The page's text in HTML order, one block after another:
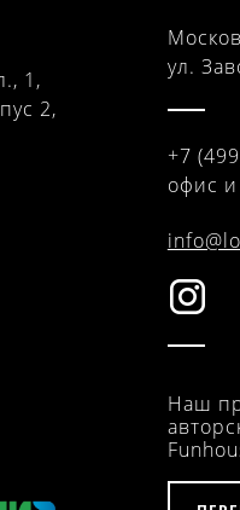
1,
2,
ул.
+7
офис
Наш